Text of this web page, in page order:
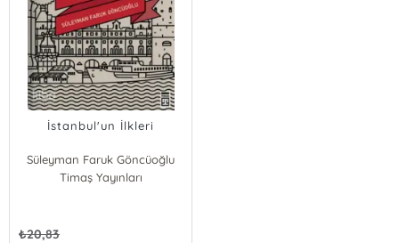
İstanbul'un İlkleri
Süleyman Faruk Göncüoğlu
Timaş Yayınları
₺20,83